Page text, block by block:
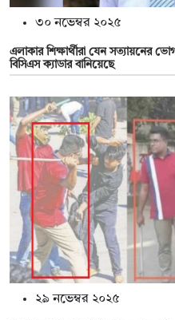
৩০ নভেম্বর ২০২৫
এলাকার শিক্ষার্থীরা যেন সত্যায়নের
বিসিএস ক্যাডার বানিয়েছে
২৯ নভেম্বর ২০২৫